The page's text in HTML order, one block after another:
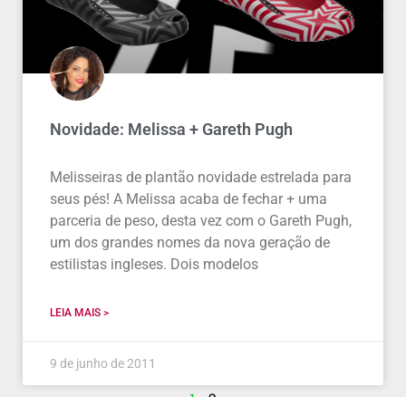
Novidade: Melissa + Gareth Pugh
Melisseiras de plantão novidade estrelada para
seus pés! A Melissa acaba de fechar + uma
parceria de peso, desta vez com o Gareth Pugh,
um dos grandes nomes da nova geração de
estilistas ingleses. Dois modelos
LEIA MAIS >
9 de junho de 2011